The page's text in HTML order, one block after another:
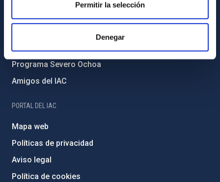
Permitir la selección
Denegar
Financiación externa
Programa Severo Ochoa
Amigos del IAC
PORTAL DEL IAC
Mapa web
Políticas de privacidad
Aviso legal
Política de cookies